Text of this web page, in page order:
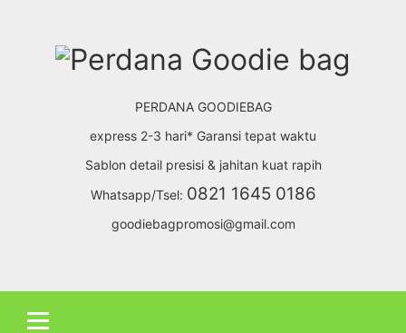
PERDANA GOODIEBAG
express 2-3 hari* Garansi tepat waktu
Sablon detail presisi & jahitan kuat rapih
Whatsapp/Tsel: 0821 1645 0186
goodiebagpromosi@gmail.com